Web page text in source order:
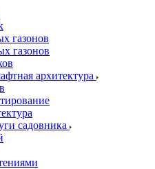
газонов
газонов
архитектура
садовника